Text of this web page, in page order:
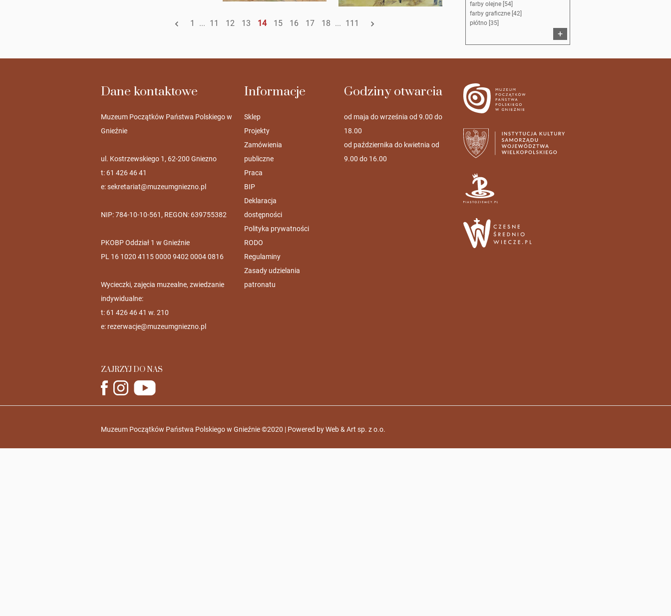
1 ... 11 12 13 14 15 16 17 18 ... 111
farby olejne [54]
farby graficzne [42]
płótno [35]
+
Dane kontaktowe
Muzeum Początków Państwa Polskiego w
Gnieźnie
ul. Kostrzewskiego 1, 62-200 Gniezno
t: 61 426 46 41
e:sekretariat@muzeumgniezno.pl
NIP: 784-10-10-561, REGON: 639755382
PKOBP Oddział 1 w Gnieźnie
PL 16 1020 4115 0000 9402 0004 0816
Wycieczki, zajęcia muzealne, zwiedzanie
indywidualne:
t: 61 426 46 41 w. 210
e: rezerwacje@muzeumgniezno.pl
ZAJRZYJ DO NAS
Informacje
Sklep
Projekty
Zamówienia
publiczne
Praca
BIP
Deklaracja
dostępności
Polityka prywatności
RODO
Regulaminy
Zasady udzielania
patronatu
Godziny otwarcia
od maja do września od 9.00 do
18.00
od października do kwietnia od
9.00 do 16.00
Muzeum Początków Państwa Polskiego w Gnieźnie ©2020 | Powered byWeb & Art sp. z o.o.